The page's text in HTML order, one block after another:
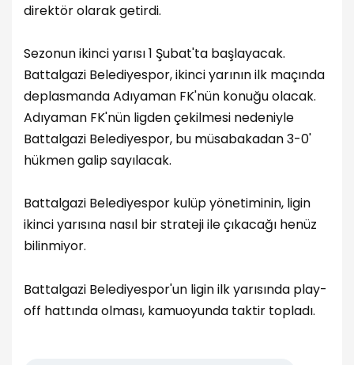
direktör olarak getirdi.
Sezonun ikinci yarısı 1 Şubat'ta başlayacak.
Battalgazi Belediyespor, ikinci yarının ilk maçında
deplasmanda Adıyaman FK'nün konuğu olacak.
Adıyaman FK'nün ligden çekilmesi nedeniyle
Battalgazi Belediyespor, bu müsabakadan 3-0'
hükmen galip sayılacak.
Battalgazi Belediyespor kulüp yönetiminin, ligin
ikinci yarısına nasıl bir strateji ile çıkacağı henüz
bilinmiyor.
Battalgazi Belediyespor'un ligin ilk yarısında play-
off hattında olması, kamuoyunda taktir topladı.